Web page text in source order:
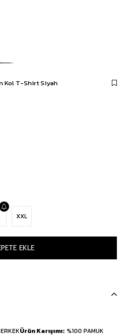
Kol T-Shirt Siyah
XXL
ERKEKÜrün Karışımı %100 PAMUK